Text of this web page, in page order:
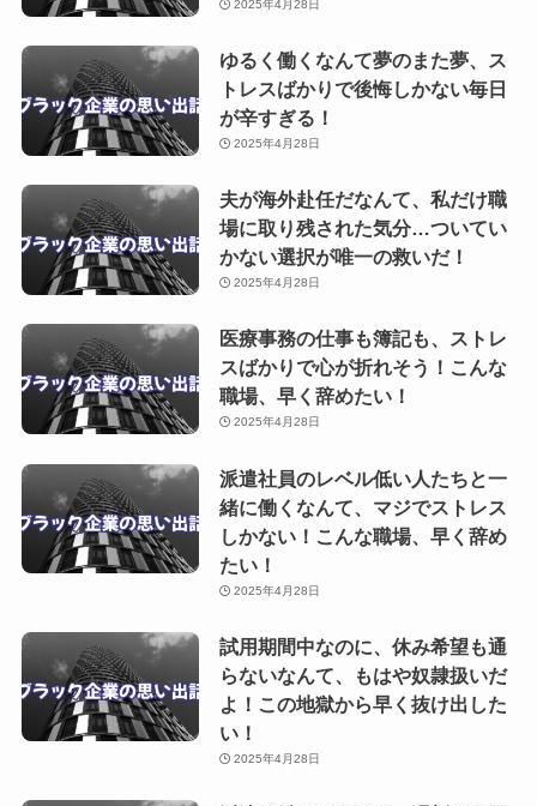
2025年4月28日
ゆるく働くなんて夢のまた夢、ス
トレスばかりで後悔しかない毎日
が辛すぎる！
2025年4月28日
夫が海外赴任だなんて、私だけ職
場に取り残された気分…ついてい
かない選択が唯一の救いだ！
2025年4月28日
医療事務の仕事も簿記も、ストレ
スばかりで心が折れそう！こんな
職場、早く辞めたい！
2025年4月28日
派遣社員のレベル低い人たちと一
緒に働くなんて、マジでストレス
しかない！こんな職場、早く辞め
たい！
2025年4月28日
試用期間中なのに、休み希望も通
らないなんて、もはや奴隷扱いだ
よ！この地獄から早く抜け出した
い！
2025年4月28日